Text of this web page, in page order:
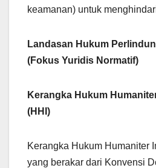
keamanan) untuk
Landasan Hukum
(Fokus Yuridis Normatif)
Kerangka Hukum
(HHI)
Kerangka Hukum Humaniter
yang berakar dari Konvensi